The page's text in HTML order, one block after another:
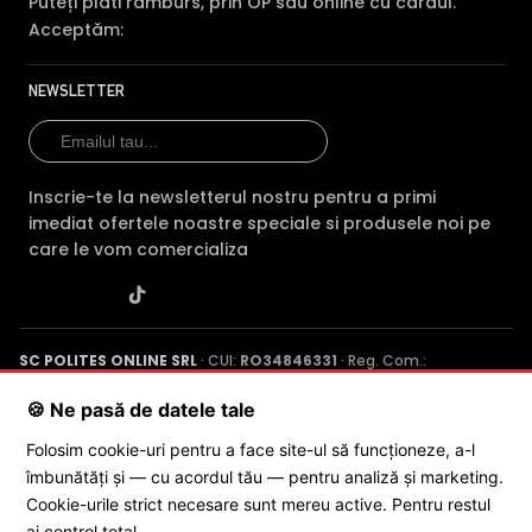
Camera DAHUA HAC-HDW1200TLM-IL-A-0280B-S6 are un
filtru IR Mecanic autoretractabil ce filtreaza lumina in
infrarosu pe timpul zilei, pentru a evita anumitele defecte
de afisare a culorilor, iar pe timpul noptii acesta este
retras pentru a permite luminii in infrarosu sa treaca,
Acceptăm:
NEWSLETTER
Inscrie-te la newsletterul nostru pentru a primi
imediat ofertele noastre speciale si produsele noi pe
care le vom comercializa
SC POLITES ONLINE SRL · CUI: RO34846331 · Reg. Com.:
Poenaru, Nr. 1, Craiova, Jud. Dolj ·
© 2026 SC POLITES ONLINE SRL
🍪 Ne pasă de datele tale
Folosim cookie-uri pentru a face site-ul să funcționeze, a-l
îmbunătăți și — cu acordul tău — pentru analiză și marketing.
Cookie-urile strict necesare sunt mereu active. Pentru restul